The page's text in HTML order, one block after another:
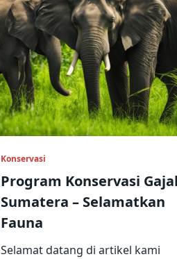
Konservasi
Program Konservasi
Sumatera – Selamatkan
Fauna
Selamat datang di artikel kami